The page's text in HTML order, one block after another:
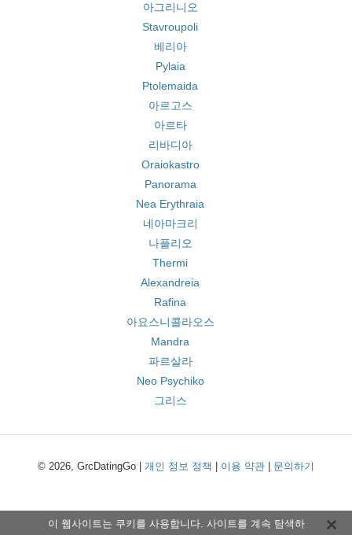
아그리니오
Stavroupoli
베리아
Pylaia
Ptolemaida
아르고스
아르타
리바디아
Oraiokastro
Panorama
Nea Erythraia
네아마크리
나플리오
Thermi
Alexandreia
Rafina
아요스니콜라오스
Mandra
파르살라
Neo Psychiko
그리스
© 2026, GrcDatingGo | 개인 정보 정책 이용 약관 문의하기
이 웹사이트는 쿠키를 사용합니다. 사이트를 계속 탐색하